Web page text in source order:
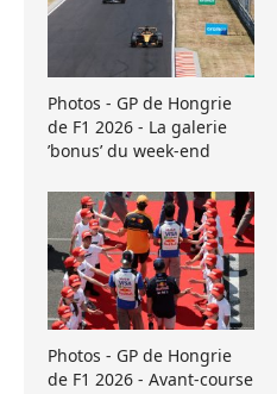
Photos - GP de Hongrie
de F1 2026 - La galerie
’bonus’ du week-end
Photos - GP de Hongrie
de F1 2026 - Avant-course